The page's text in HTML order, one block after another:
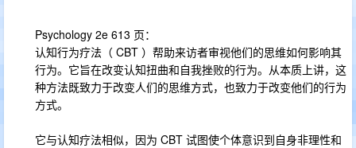
Psychology 2e 613 页：
认知行为疗法（ CBT ）帮助来访者审视他们的思维如何影响其
行为。它旨在改变认知扭曲和自我挫败的行为。从本质上讲，这
种方法既致力于改变人们的思维方式，也致力于改变他们的行为
方式。
它与认知疗法相似，因为 CBT 试图使个体意识到自身非理性和